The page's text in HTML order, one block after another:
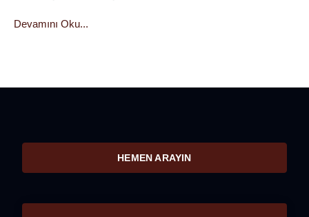
Devamını Oku...
HEMEN ARAYIN